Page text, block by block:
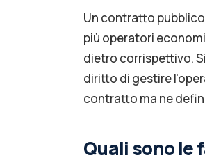
Un contratto
più operatori
dietro corrispettivo.
diritto di gestire
contratto ma ne
Quali sono le